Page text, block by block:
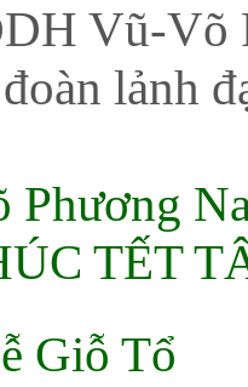
Vũ-Võ
lảnh
TẾT
Giỗ Tổ